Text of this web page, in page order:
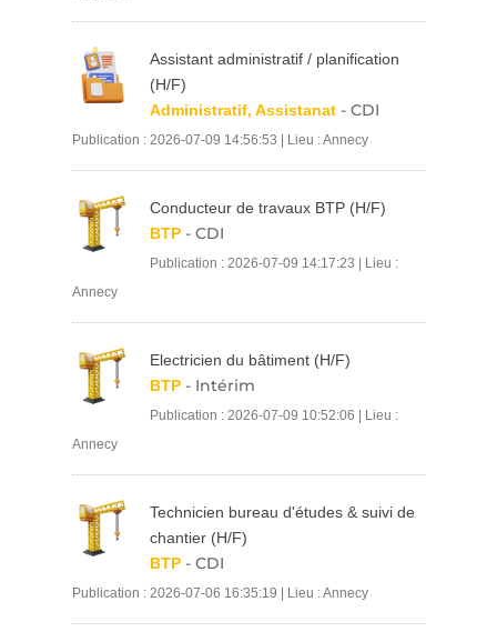
Assistant administratif / planification
(H/F)
Administratif, Assistanat - CDI
Publication : 2026-07-09 14:56:53 | Lieu : Annecy
Conducteur de travaux BTP (H/F)
BTP - CDI
Publication : 2026-07-09 14:17:23 | Lieu :
Annecy
Electricien du bâtiment (H/F)
BTP - Intérim
Publication : 2026-07-09 10:52:06 | Lieu :
Annecy
Technicien bureau d'études & suivi de
chantier (H/F)
BTP - CDI
Publication : 2026-07-06 16:35:19 | Lieu : Annecy